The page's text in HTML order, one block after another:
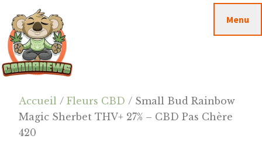
contenu
principal
barre
latérale
principale
footer
Cannanews.fr
Menu
Accueil /Fleurs CBD / Small Bud Rainbow
Magic Sherbet THV+ 27% – CBD Pas Chère
420